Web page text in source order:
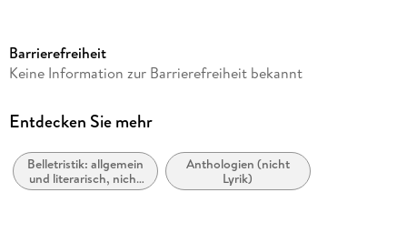
Reihe
Autor/Autorin
Verlag/Hersteller
HMH Books
Barrierefreiheit
Keine Information zur Barrierefreiheit bekannt
Entdecken Sie mehr
Belletristik: allgemein
und literarisch, nicht
nach Genre
Anthologien (nicht
Lyrik)